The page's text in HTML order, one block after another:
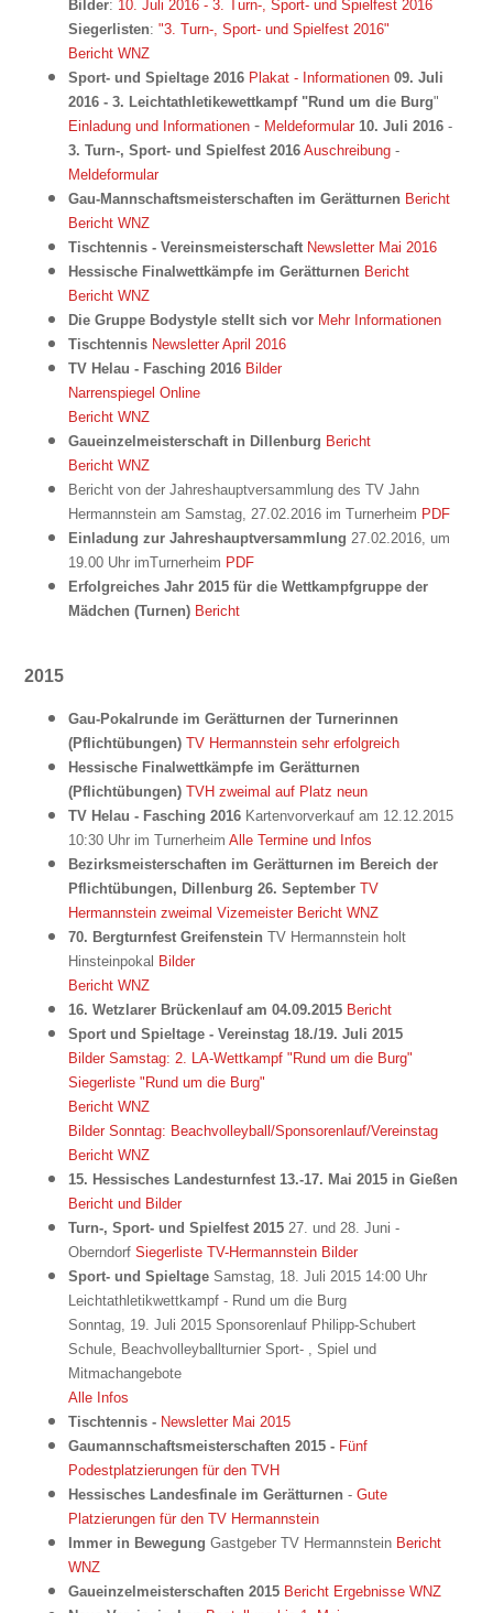
Bilder: 10. Juli 2016 - 3. Turn-, Sport- und Spielfest 2016
Siegerlisten: "3. Turn-, Sport- und Spielfest 2016"
Bericht WNZ
Sport- und Spieltage 2016 Plakat - Informationen 09. Juli
2016 - 3. Leichtathletikewettkampf "Rund um die Burg"
Einladung und Informationen - Meldeformular 10. Juli 2016 -
3. Turn-, Sport- und Spielfest 2016 Auschreibung -
Meldeformular
Gau-Mannschaftsmeisterschaften im Gerätturnen Bericht
Bericht WNZ
Tischtennis - Vereinsmeisterschaft Newsletter Mai 2016
Hessische Finalwettkämpfe im Gerätturnen Bericht
Bericht WNZ
Die Gruppe Bodystyle stellt sich vor Mehr Informationen
Tischtennis Newsletter April 2016
TV Helau - Fasching 2016 Bilder
Narrenspiegel Online
Bericht WNZ
Gaueinzelmeisterschaft in Dillenburg Bericht
Bericht WNZ
Bericht von der Jahreshauptversammlung des TV Jahn
Hermannstein am Samstag, 27.02.2016 im Turnerheim PDF
Einladung zur Jahreshauptversammlung 27.02.2016, um
19.00 Uhr imTurnerheim PDF
Erfolgreiches Jahr 2015 für die Wettkampfgruppe der
Mädchen (Turnen) Bericht
2015
Gau-Pokalrunde im Gerätturnen der Turnerinnen
(Pflichtübungen) TV Hermannstein sehr erfolgreich
Hessische Finalwettkämpfe im Gerätturnen
(Pflichtübungen) TVH zweimal auf Platz neun
TV Helau - Fasching 2016 Kartenvorverkauf am 12.12.2015
10:30 Uhr im Turnerheim Alle Termine und Infos
Bezirksmeisterschaften im Gerätturnen im Bereich der
Pflichtübungen, Dillenburg 26. September TV
Hermannstein zweimal Vizemeister Bericht WNZ
70. Bergturnfest Greifenstein TV Hermannstein holt
Hinsteinpokal Bilder
Bericht WNZ
16. Wetzlarer Brückenlauf am 04.09.2015 Bericht
Sport und Spieltage - Vereinstag 18./19. Juli 2015
Bilder Samstag: 2. LA-Wettkampf "Rund um die Burg"
Siegerliste "Rund um die Burg"
Bericht WNZ
Bilder Sonntag: Beachvolleyball/Sponsorenlauf/Vereinstag
Bericht WNZ
15. Hessisches Landesturnfest 13.-17. Mai 2015 in Gießen
Bericht und Bilder
Turn-, Sport- und Spielfest 2015 27. und 28. Juni -
Oberndorf Siegerliste TV-Hermannstein Bilder
Sport- und Spieltage Samstag, 18. Juli 2015 14:00 Uhr
Leichtathletikwettkampf - Rund um die Burg
Sonntag, 19. Juli 2015 Sponsorenlauf Philipp-Schubert
Schule, Beachvolleyballturnier Sport- , Spiel und
Mitmachangebote
Alle Infos
Tischtennis - Newsletter Mai 2015
Gaumannschaftsmeisterschaften 2015 - Fünf
Podestplatzierungen für den TVH
Hessisches Landesfinale im Gerätturnen - Gute
Platzierungen für den TV Hermannstein
Immer in Bewegung Gastgeber TV Hermannstein Bericht
WNZ
Gaueinzelmeisterschaften 2015 Bericht Ergebnisse WNZ